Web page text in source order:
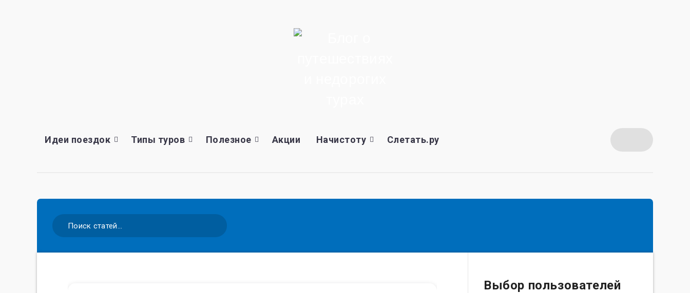
Идеи поездок Типы туров Полезное Акции Начистоту Слетать.ру
Выбор пользователей